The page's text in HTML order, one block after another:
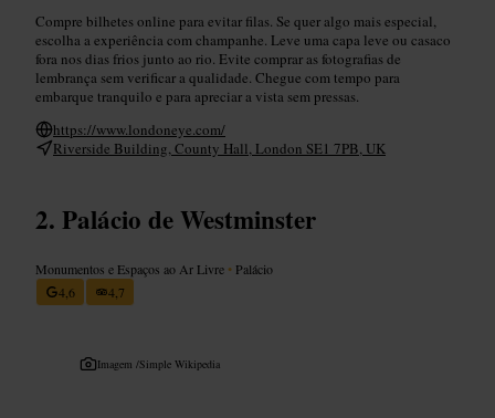
Compre bilhetes online para evitar filas. Se quer algo mais especial,
escolha a experiência com champanhe. Leve uma capa leve ou casaco
fora nos dias frios junto ao rio. Evite comprar as fotografias de
lembrança sem verificar a qualidade. Chegue com tempo para
embarque tranquilo e para apreciar a vista sem pressas.
https://www.londoneye.com/
Riverside Building, County Hall, London SE1 7PB, UK
Palácio de Westminster
Monumentos e Espaços ao Ar Livre • Palácio
4,6
4,7
Imagem /Simple Wikipedia